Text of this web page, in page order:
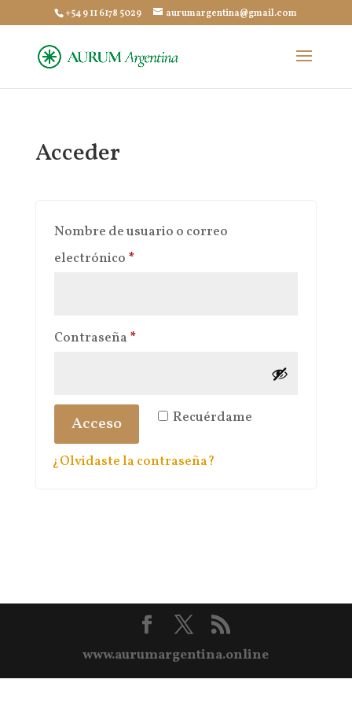
+54 9 11 6178 5029 aurumargentina@gmail.com
Acceder
Nombre de usuario o correo
electrónico *Obligatorio
Contraseña *Obligatorio
Recuérdame
Acceso
¿Olvidaste la contraseña?
www.aurumargentina.online